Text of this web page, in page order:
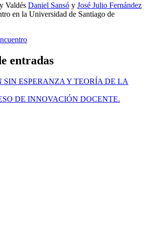
Valdés Daniel Sansó y José Julio Fernández
en la Universidad de Santiago de
entradas
SIN ESPERANZA Y TEORÍA DE LA
DE INNOVACIÓN DOCENTE.